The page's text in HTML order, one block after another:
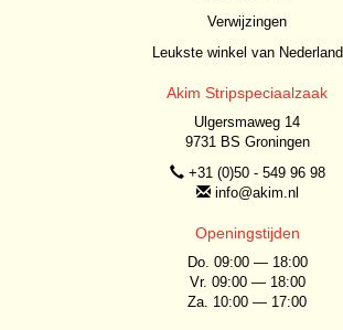
Verwijzingen
Leukste winkel van Nederland
Akim Stripspeciaalzaak
Ulgersmaweg 14
9731 BS Groningen
+31 (0)50 - 549 96 98
info@akim.nl
Openingstijden
Do. 09:00 — 18:00
Vr. 09:00 — 18:00
Za. 10:00 — 17:00